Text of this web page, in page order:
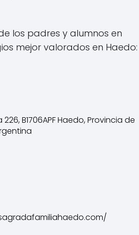
los padres y alumnos en
mejor valorados en Haedo:
B1706APF Haedo, Provincia de